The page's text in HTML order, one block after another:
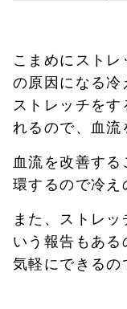
こまめにスト
の原因になる冷
ストレッチを
れるので、血流
血流を改善す
環するので冷え
また、ストレ
いう報告もあ
気軽にできるの